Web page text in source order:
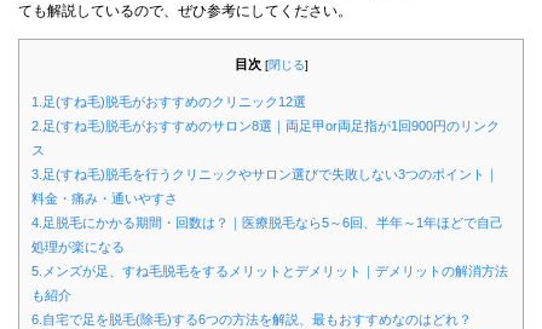
ても解説しているので、ぜひ参考にしてください。
目次 [閉じる]
1.足(すね毛)脱毛がおすすめのクリニック12選
2.足(すね毛)脱毛がおすすめのサロン8選｜両足甲or両足指が1回900円のリンク
ス
3.足(すね毛)脱毛を行うクリニックやサロン選びで失敗しない3つのポイント｜
料金・痛み・通いやすさ
4.足脱毛にかかる期間・回数は？｜医療脱毛なら5～6回、半年～1年ほどで自己
処理が楽になる
5.メンズが足、すね毛脱毛をするメリットとデメリット｜デメリットの解消方法
も紹介
6.自宅で足を脱毛(除毛)する6つの方法を解説、最もおすすめなのはどれ？